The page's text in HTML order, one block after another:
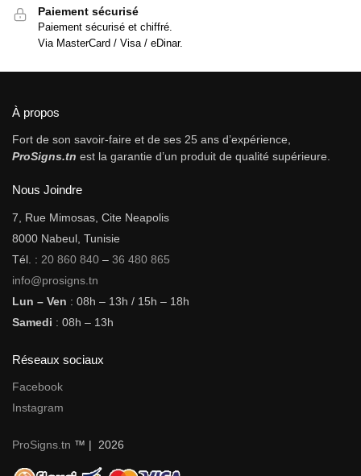
Paiement sécurisé
Paiement sécurisé et chiffré.
Via MasterCard / Visa / eDinar.
À propos
Fort de son savoir-faire et de ses 25 ans d’expérience,
ProSigns.tn est la garantie d’un produit de qualité supérieure.
Nous Joindre
7, Rue Mimosas, Cite Neapolis
8000 Nabeul, Tunisie
Tél. : 20 860 840 – 36 480 865
info@prosigns.tn
Lun – Ven : 08h – 13h / 15h – 18h
Samedi : 08h – 13h
Réseaux sociaux
Facebook
Instagram
ProSigns.tn ™ | 2026